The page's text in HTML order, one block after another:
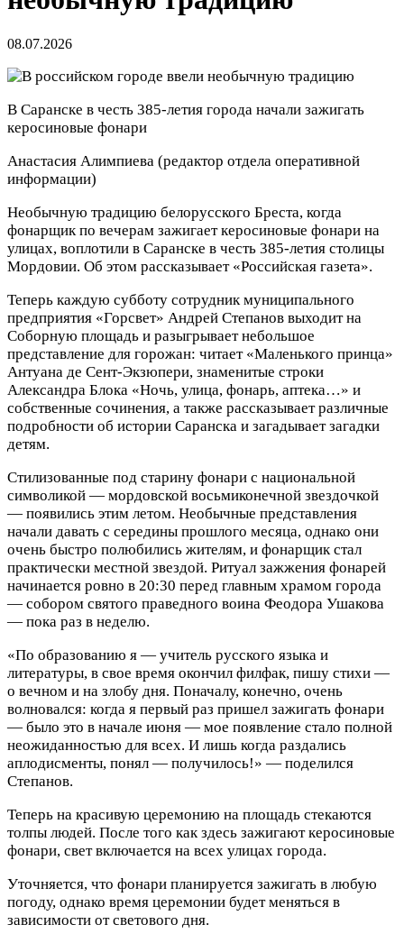
08.07.2026
В Саранске в честь 385-летия города начали зажигать
керосиновые фонари
Анастасия Алимпиева (редактор отдела оперативной
информации)
Необычную традицию белорусского Бреста, когда
фонарщик по вечерам зажигает керосиновые фонари на
улицах, воплотили в Саранске в честь 385-летия столицы
Мордовии. Об этом рассказывает «Российская газета».
Теперь каждую субботу сотрудник муниципального
предприятия «Горсвет» Андрей Степанов выходит на
Соборную площадь и разыгрывает небольшое
представление для горожан: читает «Маленького принца»
Антуана де Сент-Экзюпери, знаменитые строки
Александра Блока «Ночь, улица, фонарь, аптека…» и
собственные сочинения, а также рассказывает различные
подробности об истории Саранска и загадывает загадки
детям.
Стилизованные под старину фонари с национальной
символикой — мордовской восьмиконечной звездочкой
— появились этим летом. Необычные представления
начали давать с середины прошлого месяца, однако они
очень быстро полюбились жителям, и фонарщик стал
практически местной звездой. Ритуал зажжения фонарей
начинается ровно в 20:30 перед главным храмом города
— собором святого праведного воина Феодора Ушакова
— пока раз в неделю.
«По образованию я — учитель русского языка и
литературы, в свое время окончил филфак, пишу стихи —
о вечном и на злобу дня. Поначалу, конечно, очень
волновался: когда я первый раз пришел зажигать фонари
— было это в начале июня — мое появление стало полной
неожиданностью для всех. И лишь когда раздались
аплодисменты, понял — получилось!» — поделился
Степанов.
Теперь на красивую церемонию на площадь стекаются
толпы людей. После того как здесь зажигают керосиновые
фонари, свет включается на всех улицах города.
Уточняется, что фонари планируется зажигать в любую
погоду, однако время церемонии будет меняться в
зависимости от светового дня.